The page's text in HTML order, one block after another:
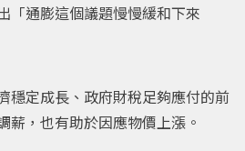
「通膨這個議題慢慢緩和下來
穩定成長、政府財稅足夠應付的前
薪，也有助於因應物價上漲。